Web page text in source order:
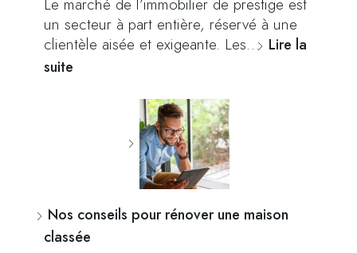
un secteur à part entière, réservé à une
clientèle aisée et exigeante. Les… Lire la
suite
Nos conseils pour rénover une maison
classée